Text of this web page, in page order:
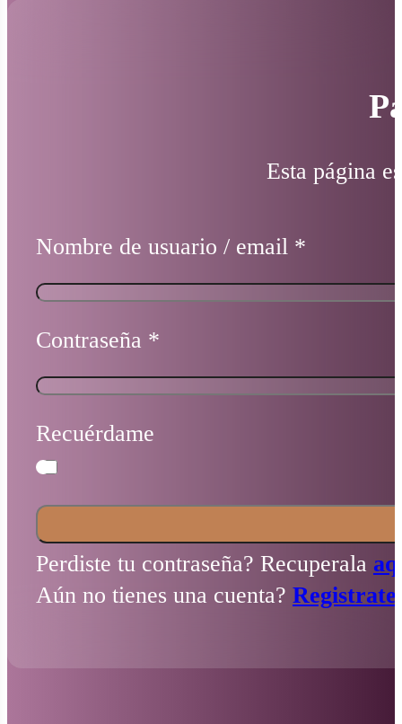
Esta página
Nombre de usuario / email *
Contraseña *
Recuérdame
Perdiste tu contraseña? Recuperala
Aún no tienes una cuenta?